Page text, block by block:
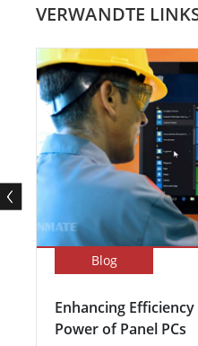
VERWANDTE
Blog
Enhancing
Power of Panel PCs